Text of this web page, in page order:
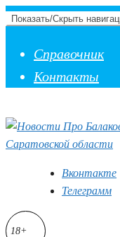
Показать/Скрыть
Справочник
Контакты
Вконтакте
Телеграмм
18+